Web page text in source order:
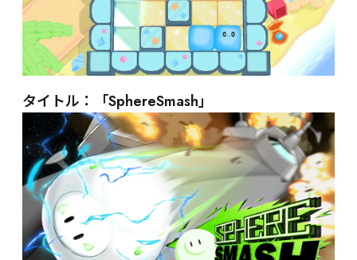
タイトル：「SphereSmash」